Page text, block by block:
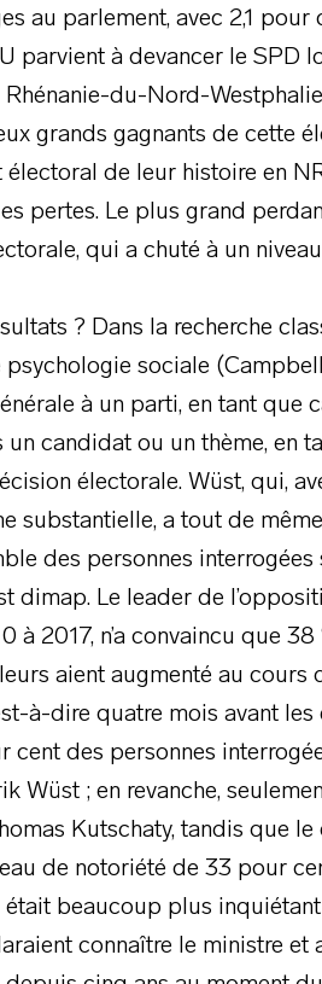
au parlement, avec 2,1 pour
parvient à devancer le SPD
Rhénanie-du-Nord-
grands gagnants de cette
de leur histoire en
pertes. Le plus grand
qui a chuté à un
? Dans la recherche
psychologie sociale
à un parti, en tant
un candidat ou un thème,
électorale. Wüst, qui,
substantielle, a tout de
des personnes
dimap. Le leader de
à 2017, n’a convaincu que
aient augmenté au cours
à-dire quatre mois avant
cent des personnes
Wüst ; en revanche,
Kutschaty, tandis que
de notoriété de 33 pour
était beaucoup plus
connaître le ministre et